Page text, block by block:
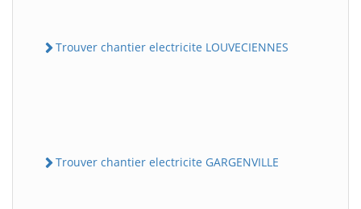
Trouver chantier electricite LOUVECIENNES
Trouver chantier electricite GARGENVILLE